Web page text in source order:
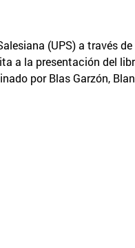
(UPS) a través
a la presentación del
por Blas Garzón,